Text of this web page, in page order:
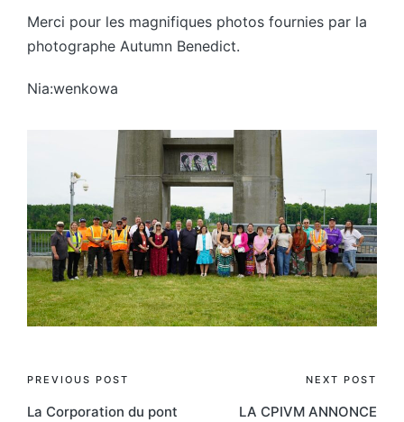
Merci pour les magnifiques photos fournies par la
photographe Autumn Benedict.
Nia:wenkowa
PREVIOUS POST
La Corporation du pont
NEXT POST
LA CPIVM ANNONCE